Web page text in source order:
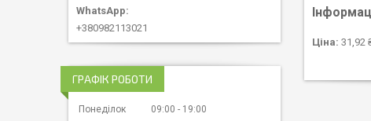
Ціна: 31,92
+380982113021
ГРАФІК РОБОТИ
Понеділок 09:00
19:00